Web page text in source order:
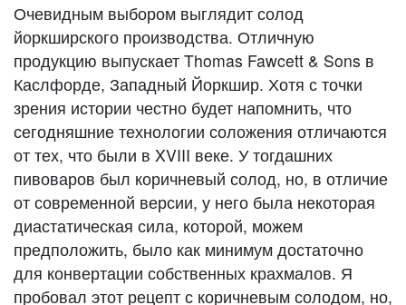
Очевидным выбором выглядит солод
йоркширского производства. Отличную
продукцию выпускает Thomas Fawcett & Sons в
Каслфорде, Западный Йоркшир. Хотя с точки
зрения истории честно будет напомнить, что
сегодняшние технологии соложения отличаются
от тех, что были в XVIII веке. У тогдашних
пивоваров был коричневый солод, но, в отличие
от современной версии, у него была некоторая
диастатическая сила, которой, можем
предположить, было как минимум достаточно
для конвертации собственных крахмалов. Я
пробовал этот рецепт с коричневым солодом, но,